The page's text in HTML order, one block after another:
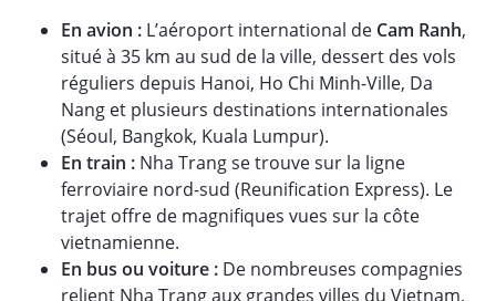
En avion : L’aéroport international de Cam Ranh,
situé à 35 km au sud de la ville, dessert des vols
réguliers depuis Hanoi, Ho Chi Minh-Ville, Da
Nang et plusieurs destinations internationales
(Séoul, Bangkok, Kuala Lumpur).
En train : Nha Trang se trouve sur la ligne
ferroviaire nord-sud (Reunification Express). Le
trajet offre de magnifiques vues sur la côte
vietnamienne.
En bus ou voiture : De nombreuses compagnies
relient Nha Trang aux grandes villes du Vietnam,